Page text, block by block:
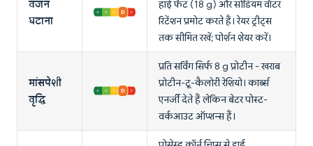
वजन
घटाना
हाई फैट (18 g) और सोडियम वॉटर
रिटेंशन प्रमोट करते हैं। रेयर ट्रीट्स
तक सीमित रखें; पोर्शन शेयर करें।
मांसपेशी
वृद्धि
प्रति सर्विंग सिर्फ 8 g प्रोटीन - खराब
प्रोटीन-टू-कैलोरी रेशियो। कार्ब्स
एनर्जी देते हैं लेकिन बेटर पोस्ट-
वर्कआउट ऑप्शन्स हैं।